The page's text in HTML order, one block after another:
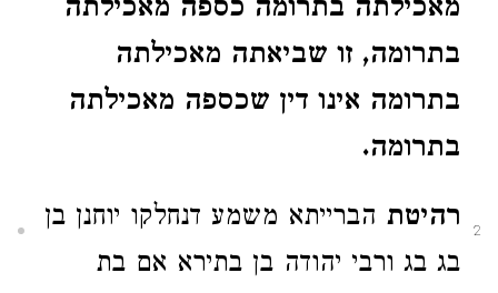
מאכילתה בתרומה כספה מאכילתה
בתרומה, זו שביאתה מאכילתה
בתרומה אינו דין שכספה מאכילתה
בתרומה.
2 רהיטת הברייתא משמע דנחלקו יוחנן בן
בג בג ורבי יהודה בן בתירא אם בת